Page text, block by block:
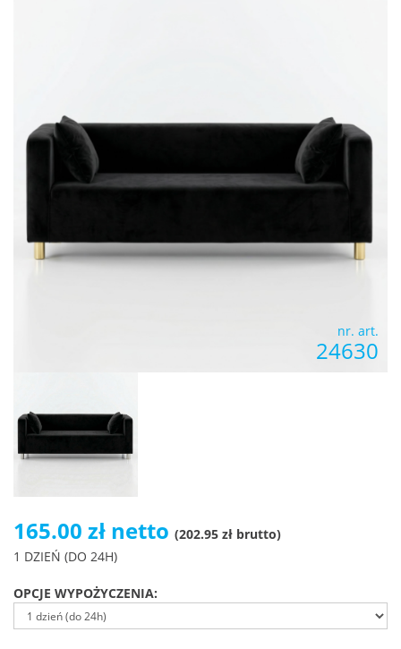
nr. art.
24630
165.00 zł netto (202.95 zł brutto)
1 DZIEŃ (DO 24H)
OPCJE WYPOŻYCZENIA: